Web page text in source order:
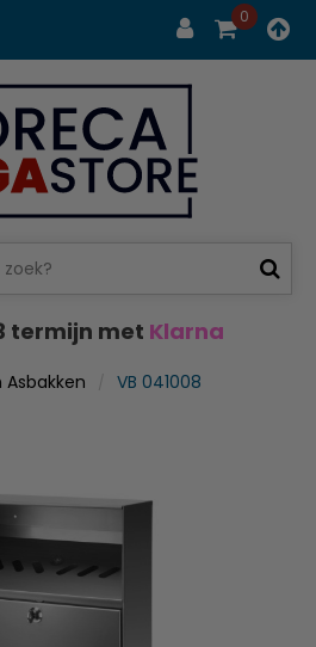
0
termijn met Klarna
Asbakken VB 041008